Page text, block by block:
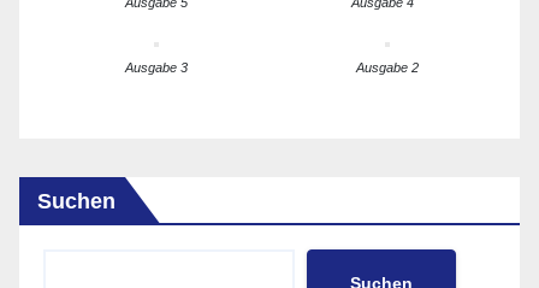
Ausgabe 3 Ausgabe 2
Suchen
Suchen